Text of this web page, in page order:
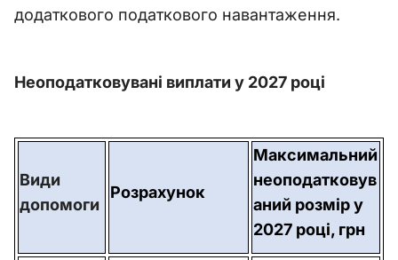
додаткового податкового навантаження.
Неоподатковувані виплати у 2027 році
Види
допомоги
Розрахунок
Максимальний
неоподатковув
аний розмір у
2027 році, грн